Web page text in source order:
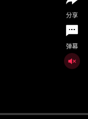
分享
弹幕